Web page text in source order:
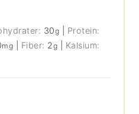
30g
Protein:
mg Fiber: 2g
Kalsium: